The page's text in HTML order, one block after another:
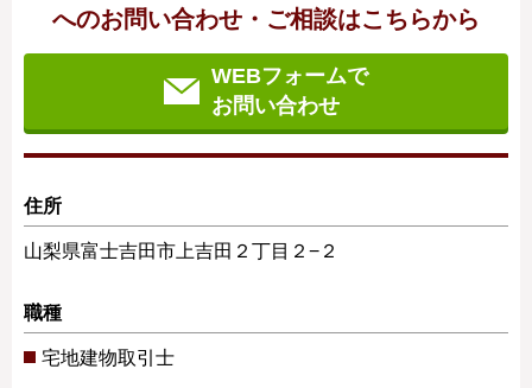
へのお問い合わせ・ご相談はこちらから
WEBフォームで
お問い合わせ
住所
山梨県富士吉田市上吉田２丁目２−２
職種
宅地建物取引士